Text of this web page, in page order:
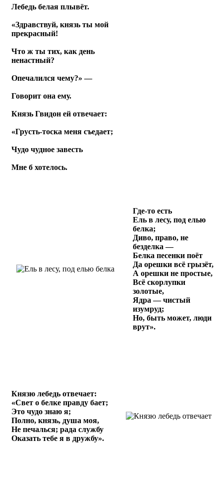
Лебедь белая плывёт.
«Здравствуй, князь ты мой
прекрасный!
Что ж ты тих, как день
ненастный?
Опечалился чему?» —
Говорит она ему.
Князь Гвидон ей отвечает:
«Грусть-тоска меня съедает;
Чудо чудное завесть
Мне б хотелось.
Где-то есть
Ель в лесу, под елью
белка;
Диво, право, не
безделка —
Белка песенки поёт
Да орешки всё грызёт,
А орешки не простые,
Всё скорлупки
золотые,
Ядра — чистый
изумруд;
Но, быть может, люди
врут».
Князю лебедь отвечает:
«Свет о белке правду бает;
Это чудо знаю я;
Полно, князь, душа моя,
Не печалься; рада службу
Оказать тебе я в дружбу».